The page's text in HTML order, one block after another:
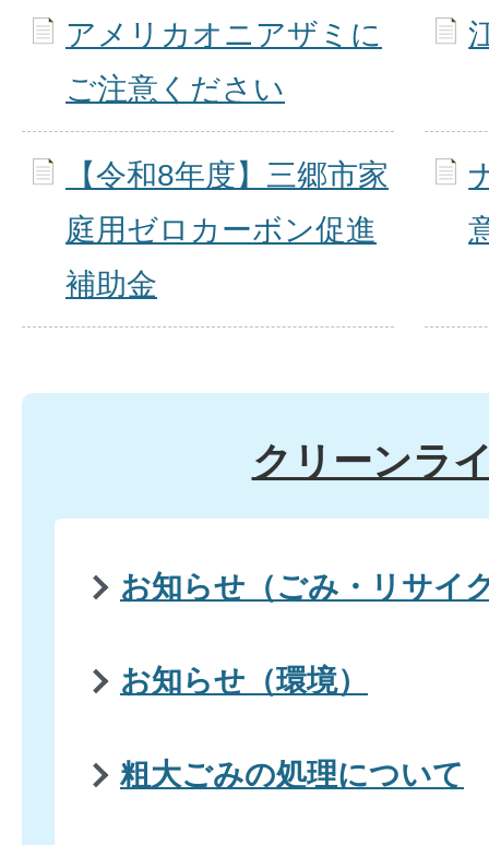
アメリカオニアザミに
ご注意ください
【令和8年度】三郷市家
庭用ゼロカーボン促進
補助金
クリーンラ
お知らせ（ごみ・リサイ
お知らせ（環境）
粗大ごみの処理について